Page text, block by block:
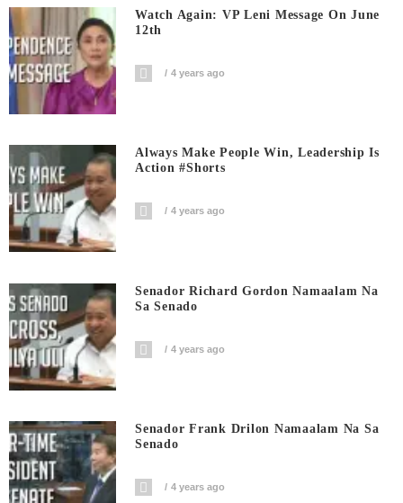
Watch Again: VP Leni Message On June
12th
4 years ago
Always Make People Win, Leadership Is
Action #shorts
4 years ago
Senador Richard Gordon Namaalam Na
Sa Senado
4 years ago
Senador Frank Drilon Namaalam Na Sa
Senado
4 years ago